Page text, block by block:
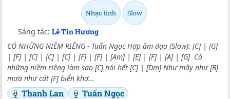
Nhạc tình Slow
Sáng tác: Lê Tín Hương
CÓ NHỮNG NIỀM RIÊNG - Tuấn Ngọc Hợp âm dạo (Slow): [C] | [G]
| [F] | [C] | [C] | [C] | [F] | [F] | [Am] | [E] | [F] | [A] | [G] Có
những niềm riêng làm sao [C] nói hết [C] | [Dm] Như mây như [B]
mưa như cát [F] biển khơ...
Thanh Lan Tuấn Ngọc